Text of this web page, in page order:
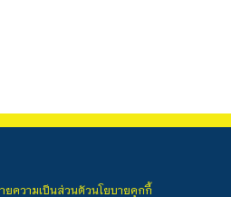
ยความเป็นส่วนตัวนโยบายคุกกี้